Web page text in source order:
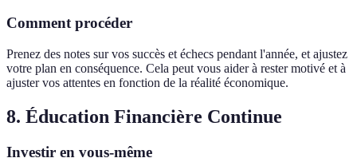
Comment procéder
Prenez des notes sur vos succès et échecs pendant l'année, et ajustez
votre plan en conséquence. Cela peut vous aider à rester motivé et à
ajuster vos attentes en fonction de la réalité économique.
8. Éducation Financière Continue
Investir en vous-même